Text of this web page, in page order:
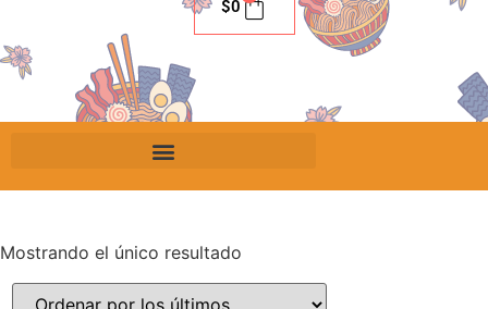
$0
Mostrando el único resultado